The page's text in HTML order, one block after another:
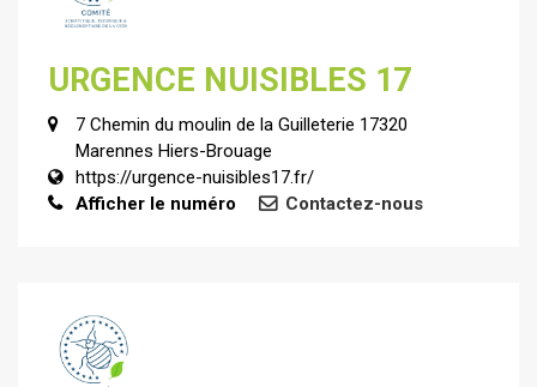
URGENCE NUISIBLES 17
7 Chemin du moulin de la Guilleterie 17320
Marennes Hiers-Brouage
https://urgence-nuisibles17.fr/
Afficher le numéro
Contactez-nous